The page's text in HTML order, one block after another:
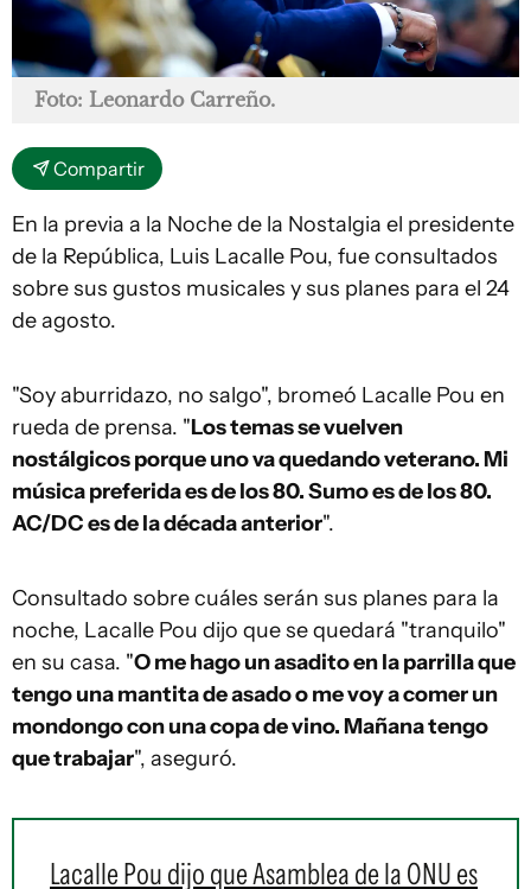
Foto: Leonardo Carreño.
Compartir
En la previa a la Noche de la Nostalgia el presidente
de la República, Luis Lacalle Pou, fue consultados
sobre sus gustos musicales y sus planes para el 24
de agosto.
"Soy aburridazo, no salgo", bromeó Lacalle Pou en
rueda de prensa. "Los temas se vuelven
nostálgicos porque uno va quedando veterano. Mi
música preferida es de los 80. Sumo es de los 80.
AC/DC es de la década anterior".
Consultado sobre cuáles serán sus planes para la
noche, Lacalle Pou dijo que se quedará "tranquilo"
en su casa. "O me hago un asadito en la parrilla que
tengo una mantita de asado o me voy a comer un
mondongo con una copa de vino. Mañana tengo
que trabajar", aseguró.
Lacalle Pou dijo que Asamblea de la ONU es